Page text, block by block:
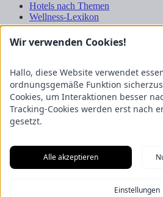
Hotels nach Themen
Wellness-Lexikon
Business-Lexikon
Urlaubsregionen in Deutschland
Kooperation & Zusammenarbeit
Kundenbereich
Presse
Über uns
Service/Partner
Blogger-Datenbank
Wir verwenden Cookies!
Hallo, diese Website verwendet
ordnungsgemäße Funktion
Cookies, um Interaktionen besser
Tracking-Cookies werden erst nach
gesetzt.
Alle akzeptieren
Einstellungen